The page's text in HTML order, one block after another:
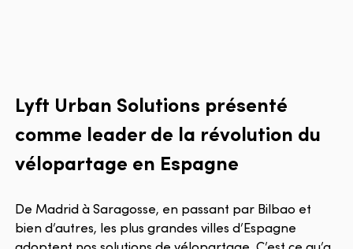
Lyft Urban Solutions présenté
comme leader de la révolution du
vélopartage en Espagne
De Madrid à Saragosse, en passant par Bilbao et
bien d’autres, les plus grandes villes d’Espagne